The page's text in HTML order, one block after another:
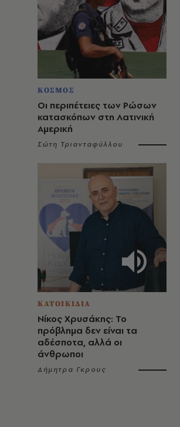
ΚΟΣΜΟΣ
Οι περιπέτειες των Ρώσων
κατασκόπων στη Λατινική
Αμερική
Σώτη Τριανταφύλλου
ΚΑΤΟΙΚΙΔΙΑ
Νίκος Χρυσάκης: Το
πρόβλημα δεν είναι τα
αδέσποτα, αλλά οι
άνθρωποι
Δήμητρα Γκρους